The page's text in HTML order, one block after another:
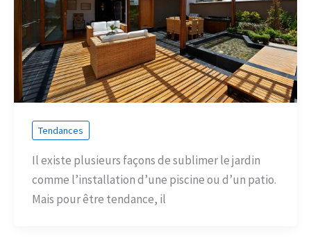
Tendances
Il existe plusieurs façons de sublimer le jardin
comme l’installation d’une piscine ou d’un patio.
Mais pour être tendance, il